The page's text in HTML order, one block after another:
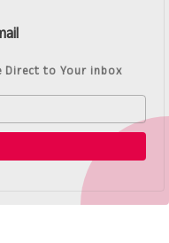
Direct to Your inbox